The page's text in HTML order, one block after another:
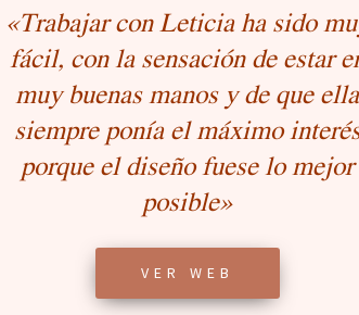
«Trabajar con Leticia ha sido
fácil, con la sensación de estar
muy buenas manos y de que ella
siempre ponía el máximo
porque el diseño fuese lo mejor
posible»
VER WEB